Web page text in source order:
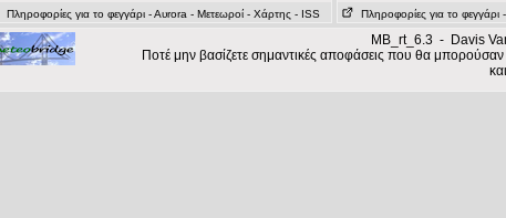
Πληροφορίες για το φεγγάρι - Αυrora - Μετεωροί - Χάρτης - ISS
Πληροφορίες για το φεγγάρι
MB_rt_6.3 - Davis
Ποτέ μην βασίζετε σημαντικές αποφάσεις που θα